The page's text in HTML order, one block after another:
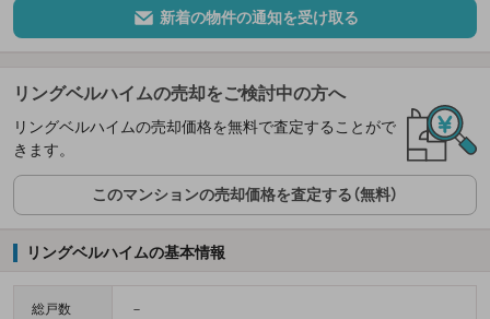
新着の物件の通知を受け取る
リングベルハイムの売却をご検討中の方へ
リングベルハイムの売却価格を無料で査定することがで
きます。
このマンションの売却価格を査定する（無料）
リングベルハイムの基本情報
総戸数 －